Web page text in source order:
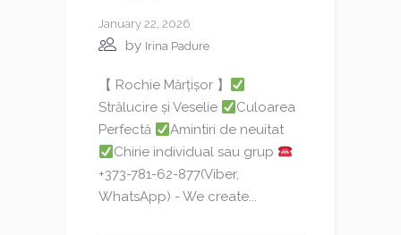
January 22, 2026
by Irina Padure
【 Rochie Mărțișor 】
Strălucire și Veselie
Culoarea
Perfectă
Amintiri de neuitat
Chirie individual sau grup
+373-781-62-877(Viber,
WhatsApp) - We create...